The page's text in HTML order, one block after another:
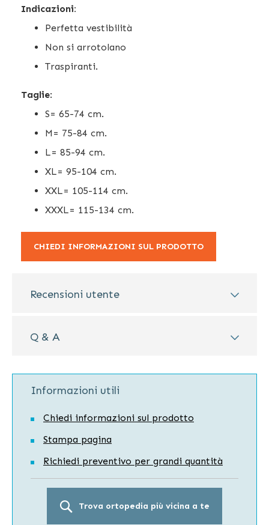
Indicazioni:
Perfetta vestibilità
Non si arrotolano
Traspiranti.
Taglie:
S= 65-74 cm.
M= 75-84 cm.
L= 85-94 cm.
XL= 95-104 cm.
XXL= 105-114 cm.
XXXL= 115-134 cm.
CHIEDI INFORMAZIONI SUL PRODOTTO
Recensioni utente
Q & A
Informazioni utili
Chiedi informazioni sul prodotto
Stampa pagina
Richiedi preventivo per grandi quantità
Trova ortopedia più vicina a te